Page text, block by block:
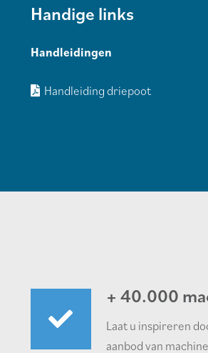
Handige links
Handleidingen
Handleiding driepoot
+ 40.000
Laat u inspireren
aanbod van